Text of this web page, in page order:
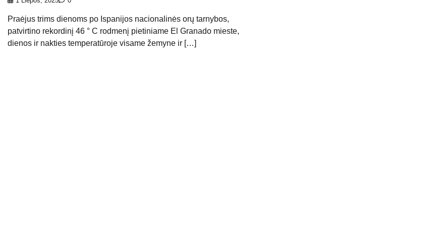
Praėjus trims dienoms po Ispanijos nacionalinės orų tarnybos,
patvirtino rekordinį 46 ° C rodmenį pietiniame El Granado mieste,
dienos ir nakties temperatūroje visame žemyne ​​ir […]